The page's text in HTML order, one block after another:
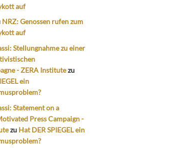
auf
NRZ: Genossen rufen zum
auf
Stellungnahme zu einer
- ZERA Institutezu
ein
Statement on a
Press Campaign -
zu Hat DER SPIEGEL ein